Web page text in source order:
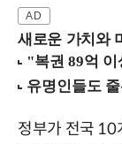
새로운 가치와 미래 업무
정부가 전국 10